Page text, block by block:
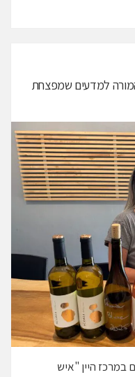
למדעים שמפצחת
במרכז היין "איש